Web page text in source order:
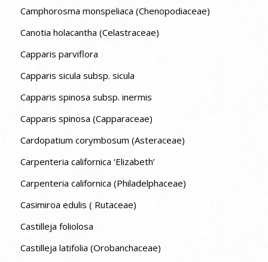
Camphorosma monspeliaca (Chenopodiaceae)
Canotia holacantha (Celastraceae)
Capparis parviflora
Capparis sicula subsp. sicula
Capparis spinosa subsp. inermis
Capparis spinosa (Capparaceae)
Cardopatium corymbosum (Asteraceae)
Carpenteria californica ‘Elizabeth’
Carpenteria californica (Philadelphaceae)
Casimiroa edulis ( Rutaceae)
Castilleja foliolosa
Castilleja latifolia (Orobanchaceae)